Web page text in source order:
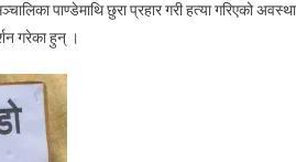
पाण्डेमाथि छुरा प्रहार गरी हत्या गरिएको
गरेका हुन् ।